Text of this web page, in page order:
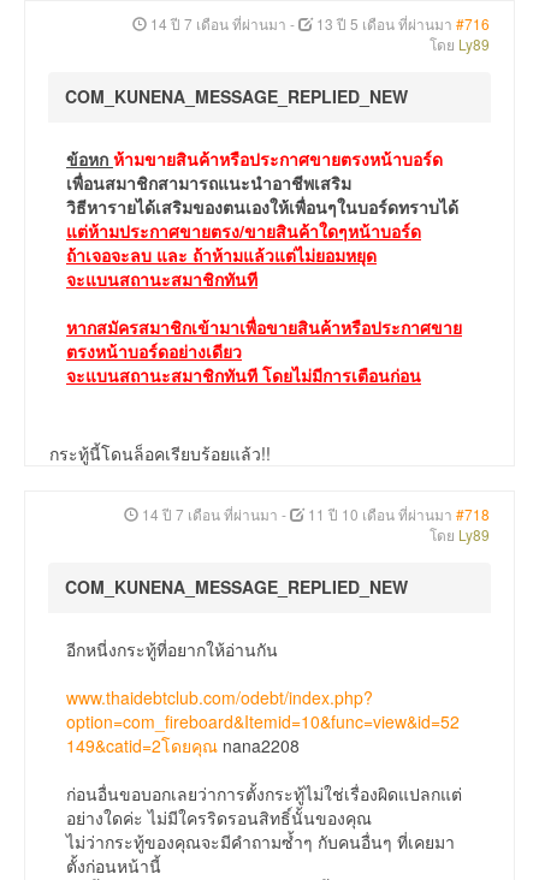
14 ปี 7 เดือน ที่ผ่านมา - 13 ปี 5 เดือน ที่ผ่านมา #716
โดย Ly89
COM_KUNENA_MESSAGE_REPLIED_NEW
ข้อหก ห้ามขายสินค้าหรือประกาศขายตรงหน้าบอร์ด
เพื่อนสมาชิกสามารถแนะนำอาชีพเสริม
วิธีหารายได้เสริมของตนเองให้เพื่อนๆในบอร์ดทราบได้
แต่ห้ามประกาศขายตรง/ขายสินค้าใดๆหน้าบอร์ด
ถ้าเจอจะลบ และ ถ้าห้ามแล้วแต่ไม่ยอมหยุด
จะแบนสถานะสมาชิกทันที
หากสมัครสมาชิกเข้ามาเพื่อขายสินค้าหรือประกาศขาย
ตรงหน้าบอร์ดอย่างเดียว
จะแบนสถานะสมาชิกทันที โดยไม่มีการเตือนก่อน
กระทู้นี้โดนล็อคเรียบร้อยแล้ว!!
14 ปี 7 เดือน ที่ผ่านมา - 11 ปี 10 เดือน ที่ผ่านมา #718
โดย Ly89
COM_KUNENA_MESSAGE_REPLIED_NEW
อีกหนี่งกระทู้ที่อยากให้อ่านกัน
www.thaidebtclub.com/odebt/index.php?
option=com_fireboard&Itemid=10&func=view&id=52
149&catid=2โดยคุณ nana2208
ก่อนอื่นขอบอกเลยว่าการตั้งกระทู้ไม่ใช่เรื่องผิดแปลกแต่
อย่างใดค่ะ ไม่มีใครริดรอนสิทธิ์นั้นของคุณ
ไม่ว่ากระทู้ของคุณจะมีคำถามซ้ำๆ กับคนอื่นๆ ที่เคยมา
ตั้งก่อนหน้านี้